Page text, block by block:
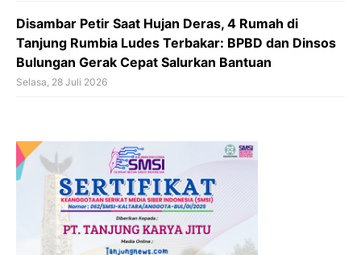
Disambar Petir Saat Hujan Deras, 4 Rumah di
Tanjung Rumbia Ludes Terbakar: BPBD dan Dinsos
Bulungan Gerak Cepat Salurkan Bantuan
Selasa, 28 Juli 2026